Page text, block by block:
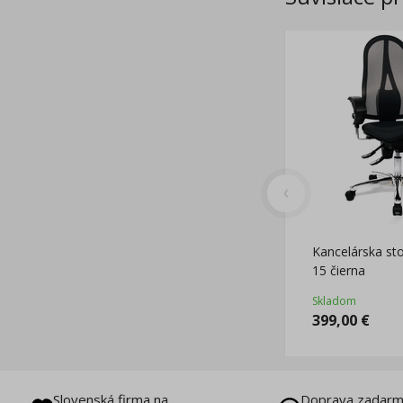
Kancelárska
15 čierna
Skladom
399,00 €
Slovenská firma na Doprava